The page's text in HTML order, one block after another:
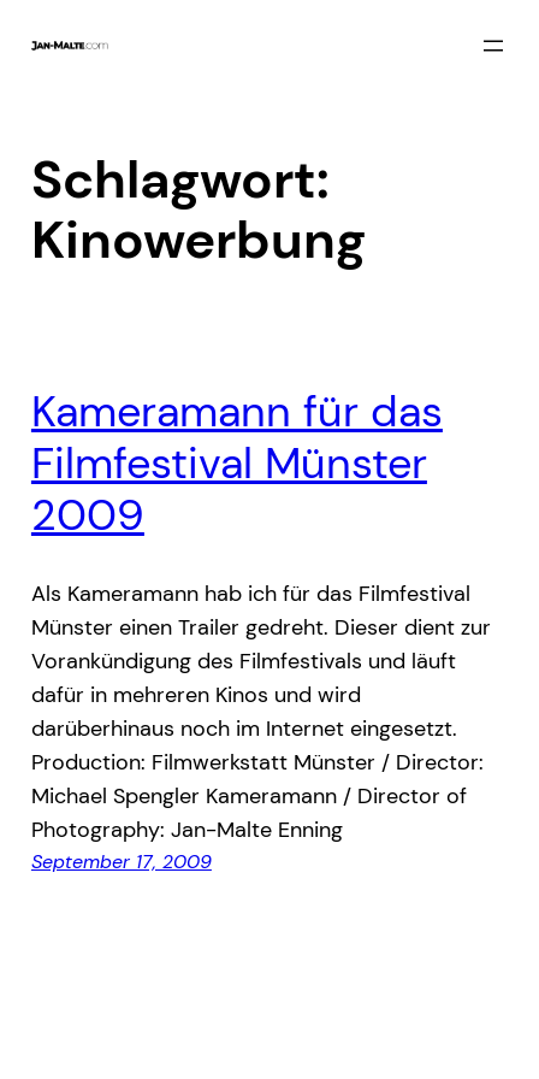
Inhalt
Schlagwort:
Kinowerbung
Kameramann für das
Filmfestival Münster
2009
Als Kameramann hab ich für das Filmfestival
Münster einen Trailer gedreht. Dieser dient zur
Vorankündigung des Filmfestivals und läuft
dafür in mehreren Kinos und wird
darüberhinaus noch im Internet eingesetzt.
Production: Filmwerkstatt Münster / Director:
Michael Spengler Kameramann / Director of
Photography: Jan-Malte Enning
September 17, 2009